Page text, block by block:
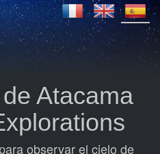
Atacama
observar el cielo de